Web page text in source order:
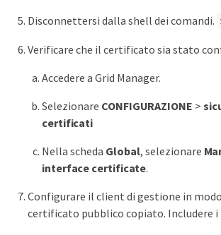
Disconnettersi dalla shell dei comandi.
Verificare che il certificato sia stato
Accedere a Grid Manager.
Selezionare CONFIGURAZIONE >
certificati
Nella scheda Global, selezionare
interface certificate.
Configurare il client di gestione in
certificato pubblico copiato. Includere i